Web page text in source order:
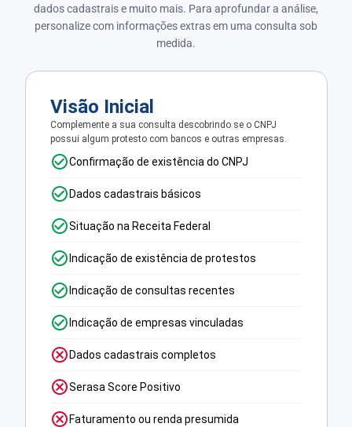
dados cadastrais e muito mais. Para aprofundar a análise,
personalize com informações extras em uma consulta sob
medida.
Visão Inicial
Complemente a sua consulta descobrindo se o CNPJ
possui algum protesto com bancos e outras empresas.
Confirmação de existência do CNPJ
Dados cadastrais básicos
Situação na Receita Federal
Indicação de existência de protestos
Indicação de consultas recentes
Indicação de empresas vinculadas
Dados cadastrais completos
Serasa Score Positivo
Faturamento ou renda presumida